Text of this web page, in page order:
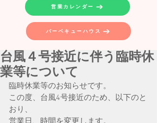
営業カレンダー
バーベキューハウス
台風４号接近に伴う臨時休
業等について
臨時休業等のお知らせです。
この度、台風4号接近のため、以下のと
おり、